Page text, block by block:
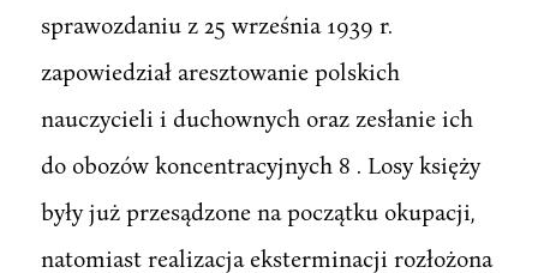
sprawozdaniu z 25 września 1939 r.
zapowiedział aresztowanie polskich
nauczycieli i duchownych oraz zesłanie ich
do obozów koncentracyjnych 8 . Losy księży
były już przesądzone na początku okupacji,
natomiast realizacja eksterminacji rozłożona